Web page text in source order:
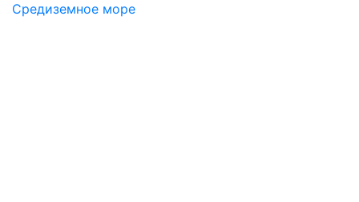
Средиземное море